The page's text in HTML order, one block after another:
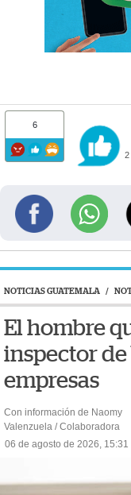
6
2
NOTICIAS GUATEMALA /
El hombre
inspector de
empresas
Con información de Naomy
Valenzuela / Colaboradora
06 de agosto de 2026, 15:31